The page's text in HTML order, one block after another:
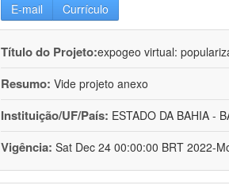
E-mail Currículo
Título do Projeto:expogeo virtual:
Resumo: Vide projeto anexo
Instituição/UF/País: ESTADO DA BAHIA -
Vigência: Sat Dec 24 00:00:00 BRT 2022-